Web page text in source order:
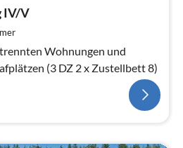
IV/V
Wohnungen und
insgesamt bis zu 8 Schlafplätzen (3 DZ 2 x Zustellbett 8)